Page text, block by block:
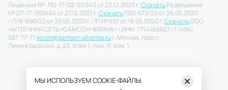
Лицензия №: ЛО-77-02-011343 от 22.12.2020 г.СкачатьРазрешение
№ ДТ-77-000464 от 27.12.2021 г.СкачатьП50-673/20 от 26.05.2020
г.П78-696/20 от 29.05.2020 г. ПП № 697 от 16.05.2020 г.СкачатьООО
«АПТЕЧНАЯ СЕТЬ «САМСОН-ФАРМА» / ИНН: 7714456627+7 (495)
587-77-77ecom@samson-pharma.ruг. Москва, просп.
Ленинградский, д. 23, этаж 1, пом. III, ком. 1
МЫ ИСПОЛЬЗУЕМ COOKIE-ФАЙЛЫ.